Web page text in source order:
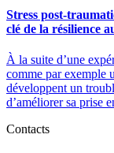
Stress post-
clé de la résilience
À la suite d’une
comme par exemple
développent un
d’améliorer sa prise
Contacts